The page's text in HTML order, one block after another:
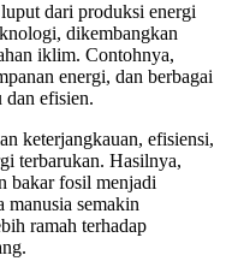
dari produksi energi
dikembangkan
iklim. Contohnya,
energi, dan berbagai
efisien.
keterjangkauan, efisiensi,
terbarukan. Hasilnya,
bakar fosil menjadi
semakin
ramah terhadap